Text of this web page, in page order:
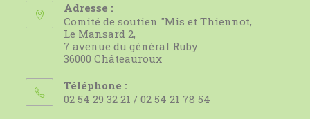
Adresse :
Comité de soutien "Mis et Thiennot,
Le Mansard 2,
7 avenue du général Ruby
36000 Châteauroux
Téléphone :
02 54 29 32 21 / 02 54 21 78 54